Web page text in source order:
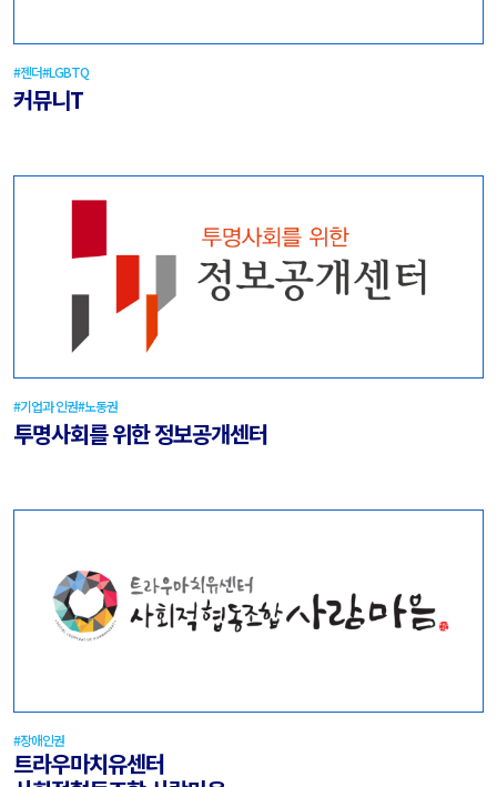
#젠더#LGBTQ
커뮤니T
#기업과 인권#노동권
투명사회를 위한 정보공개센터
#장애인권
트라우마치유센터